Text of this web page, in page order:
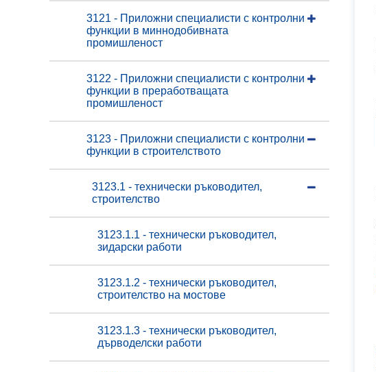
3121 - Приложни специалисти с контролни
функции в миннодобивната
промишленост
3122 - Приложни специалисти с контролни
функции в преработващата
промишленост
3123 - Приложни специалисти с контролни
функции в строителството
3123.1 - технически ръководител,
строителство
3123.1.1 - технически ръководител,
зидарски работи
3123.1.2 - технически ръководител,
строителство на мостове
3123.1.3 - технически ръководител,
дърводелски работи